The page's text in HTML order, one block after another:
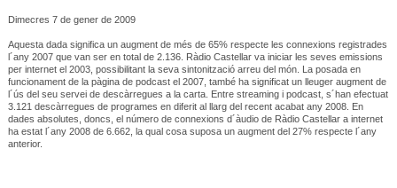
Dimecres 7 de gener de 2009
Aquesta dada significa un augment de més de 65% respecte les connexions registrades
l´any 2007 que van ser en total de 2.136. Ràdio Castellar va iniciar les seves emissions
per internet el 2003, possibilitant la seva sintonització arreu del món. La posada en
funcionament de la pàgina de podcast el 2007, també ha significat un lleuger augment de
l´ús del seu servei de descàrregues a la carta. Entre streaming i podcast, s´han efectuat
3.121 descàrregues de programes en diferit al llarg del recent acabat any 2008. En
dades absolutes, doncs, el número de connexions d´àudio de Ràdio Castellar a internet
ha estat l´any 2008 de 6.662, la qual cosa suposa un augment del 27% respecte l´any
anterior.